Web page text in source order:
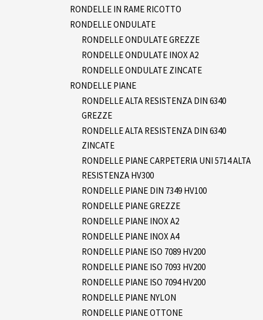
RONDELLE IN RAME RICOTTO
RONDELLE ONDULATE
RONDELLE ONDULATE GREZZE
RONDELLE ONDULATE INOX A2
RONDELLE ONDULATE ZINCATE
RONDELLE PIANE
RONDELLE ALTA RESISTENZA DIN 6340
GREZZE
RONDELLE ALTA RESISTENZA DIN 6340
ZINCATE
RONDELLE PIANE CARPETERIA UNI 5714 ALTA
RESISTENZA HV300
RONDELLE PIANE DIN 7349 HV100
RONDELLE PIANE GREZZE
RONDELLE PIANE INOX A2
RONDELLE PIANE INOX A4
RONDELLE PIANE ISO 7089 HV200
RONDELLE PIANE ISO 7093 HV200
RONDELLE PIANE ISO 7094 HV200
RONDELLE PIANE NYLON
RONDELLE PIANE OTTONE